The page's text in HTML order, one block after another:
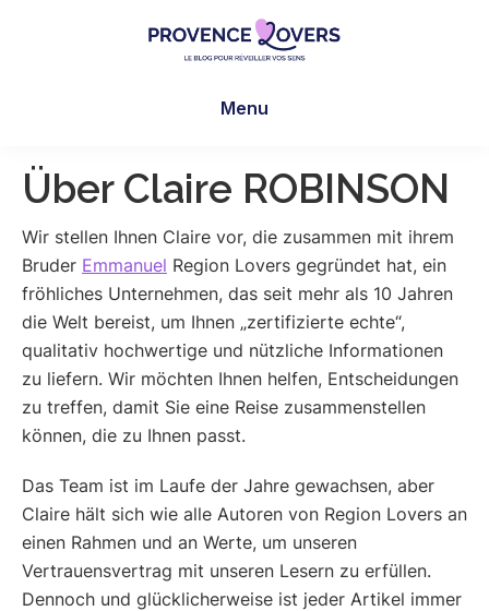
in
der
Provence
zu
wecken
-
Le
blog
de
Claire
Manu
Menu
Über Claire ROBINSON
Wir stellen Ihnen Claire vor, die zusammen mit ihrem
Bruder Emmanuel Region Lovers gegründet hat, ein
fröhliches Unternehmen, das seit mehr als 10 Jahren
die Welt bereist, um Ihnen „zertifizierte echte“,
qualitativ hochwertige und nützliche Informationen
zu liefern. Wir möchten Ihnen helfen, Entscheidungen
zu treffen, damit Sie eine Reise zusammenstellen
können, die zu Ihnen passt.
Das Team ist im Laufe der Jahre gewachsen, aber
Claire hält sich wie alle Autoren von Region Lovers an
einen Rahmen und an Werte, um unseren
Vertrauensvertrag mit unseren Lesern zu erfüllen.
Dennoch und glücklicherweise ist jeder Artikel immer